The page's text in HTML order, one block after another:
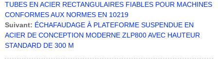
TUBES EN ACIER RECTANGULAIRES FIABLES POUR MACHINES
CONFORMES AUX NORMES EN 10219
Suivant: ÉCHAFAUDAGE À PLATEFORME SUSPENDUE EN
ACIER DE CONCEPTION MODERNE ZLP800 AVEC HAUTEUR
STANDARD DE 300 M